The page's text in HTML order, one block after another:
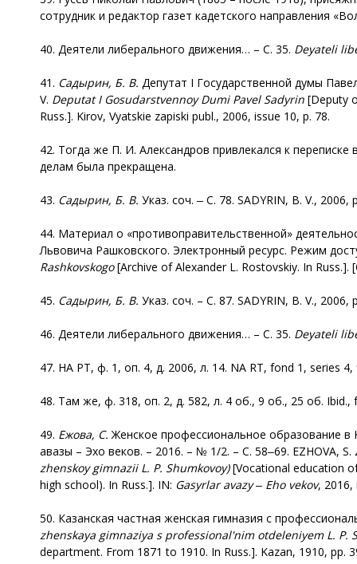
сотрудник и редактор газет кадетского направления
40. Деятели либерального движения… – С. 35. Deyateli
41. Садырин, Б. В. Депутат I Государственной думы
V. DeputatI Gosudarstvennoy Dumi Pavel Sadyrin [Deputy
Russ.]. Kirov, Vyatskie zapiski publ., 2006, issue 10, p. 78.
42. Тогда же П. И. Александров привлекался к
делам была прекращена.
43. Садырин, Б. В. Указ. соч. ‒ С. 78. SADYRIN, B. V., 2006,
44. Материал о «противоправительственной»
Львовича Рашковского. Электронный ресурс. Режим
Rashkovskogo[Archive of Alexander L. Rostovskiy. In
45. Садырин, Б. В. Указ. соч. – С. 87. SADYRIN, B. V., 2006,
46. Деятели либерального движения… – С. 35. Deyateli
47. НА РТ, ф. 1, оп. 4, д. 2006, л. 14. NA RT, fond 1, series 4,
48. Там же, ф. 318, оп. 2, д. 582, л. 4 об., 9 об., 25 об.
49. Ежова, С. Женское профессиональное образование в
авазы – Эхо веков. – 2016. – № 1/2. – С. 58‒69. EZHOVA, S.
zhenskoy gimnazii L. P. Shumkovoy)[Vocational education
high school). In Russ.]. IN: Gasyrlar avazy‒ Eho vekov, 2016,
50. Казанская частная женская гимназия с
zhenskaya gimnaziya s professional'nim otdeleniyem L. P.
department. From 1871 to 1910. In Russ.]. Kazan, 1910, pp.